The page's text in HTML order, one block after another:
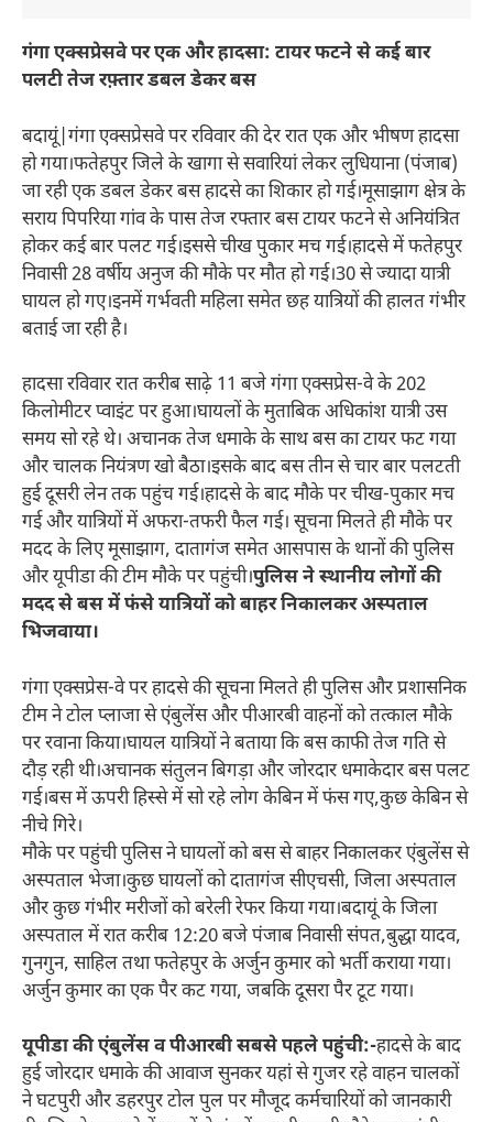
गंगा एक्सप्रेसवे पर एक और हादसा: टायर फटने से कई बार
पलटी तेज रफ़्तार डबल डेकर बस
बदायूं|गंगा एक्सप्रेसवे पर रविवार की देर रात एक और भीषण हादसा
हो गया।फतेहपुर जिले के खागा से सवारियां लेकर लुधियाना (पंजाब)
जा रही एक डबल डेकर बस हादसे का शिकार हो गई।मूसाझाग क्षेत्र के
सराय पिपरिया गांव के पास तेज रफ्तार बस टायर फटने से अनियंत्रित
होकर कई बार पलट गई।इससे चीख पुकार मच गई।हादसे में फतेहपुर
निवासी 28 वर्षीय अनुज की मौके पर मौत हो गई।30 से ज्यादा यात्री
घायल हो गए।इनमें गर्भवती महिला समेत छह यात्रियों की हालत गंभीर
बताई जा रही है।
हादसा रविवार रात करीब साढ़े 11 बजे गंगा एक्सप्रेस-वे के 202
किलोमीटर प्वाइंट पर हुआ।घायलों के मुताबिक अधिकांश यात्री उस
समय सो रहे थे। अचानक तेज धमाके के साथ बस का टायर फट गया
और चालक नियंत्रण खो बैठा।इसके बाद बस तीन से चार बार पलटती
हुई दूसरी लेन तक पहुंच गई।हादसे के बाद मौके पर चीख-पुकार मच
गई और यात्रियों में अफरा-तफरी फैल गई। सूचना मिलते ही मौके पर
मदद के लिए मूसाझाग, दातागंज समेत आसपास के थानों की पुलिस
और यूपीडा की टीम मौके पर पहुंची।पुलिस ने स्थानीय लोगों की
मदद से बस में फंसे यात्रियों को बाहर निकालकर अस्पताल
भिजवाया।
गंगा एक्सप्रेस-वे पर हादसे की सूचना मिलते ही पुलिस और प्रशासनिक
टीम ने टोल प्लाजा से एंबुलेंस और पीआरबी वाहनों को तत्काल मौके
पर रवाना किया।घायल यात्रियों ने बताया कि बस काफी तेज गति से
दौड़ रही थी।अचानक संतुलन बिगड़ा और जोरदार धमाकेदार बस पलट
गई।बस में ऊपरी हिस्से में सो रहे लोग केबिन में फंस गए,कुछ केबिन से
नीचे गिरे।
मौके पर पहुंची पुलिस ने घायलों को बस से बाहर निकालकर एंबुलेंस से
अस्पताल भेजा।कुछ घायलों को दातागंज सीएचसी, जिला अस्पताल
और कुछ गंभीर मरीजों को बरेली रेफर किया गया।बदायूं के जिला
अस्पताल में रात करीब 12:20 बजे पंजाब निवासी संपत,बुद्धा यादव,
गुनगुन, साहिल तथा फतेहपुर के अर्जुन कुमार को भर्ती कराया गया।
अर्जुन कुमार का एक पैर कट गया, जबकि दूसरा पैर टूट गया।
यूपीडा की एंबुलेंस व पीआरबी सबसे पहले पहुंची:-हादसे के बाद
हुई जोरदार धमाके की आवाज सुनकर यहां से गुजर रहे वाहन चालकों
ने घटपुरी और डहरपुर टोल पुल पर मौजूद कर्मचारियों को जानकारी